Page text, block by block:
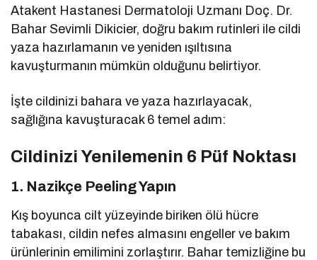
Atakent Hastanesi Dermatoloji Uzmanı Doç. Dr.
Bahar Sevimli Dikicier, doğru bakım rutinleri ile cildi
yaza hazırlamanın ve yeniden ışıltısına
kavuşturmanın mümkün olduğunu belirtiyor.
İşte cildinizi bahara ve yaza hazırlayacak,
sağlığına kavuşturacak 6 temel adım:
Cildinizi Yenilemenin 6 Püf Noktası
1. Nazikçe Peeling Yapın
Kış boyunca cilt yüzeyinde biriken ölü hücre
tabakası, cildin nefes almasını engeller ve bakım
ürünlerinin emilimini zorlaştırır. Bahar temizliğine bu